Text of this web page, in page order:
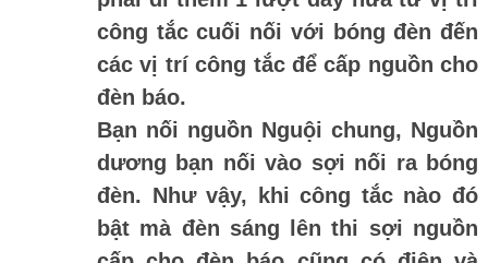
công tắc cuối nối với bóng đèn đến
các vị trí công tắc để cấp nguồn cho
đèn báo.
Bạn nối nguồn Nguội chung, Nguồn
dương bạn nối vào sợi nối ra bóng
đèn. Như vậy, khi công tắc nào đó
bật mà đèn sáng lên thi sợi nguồn